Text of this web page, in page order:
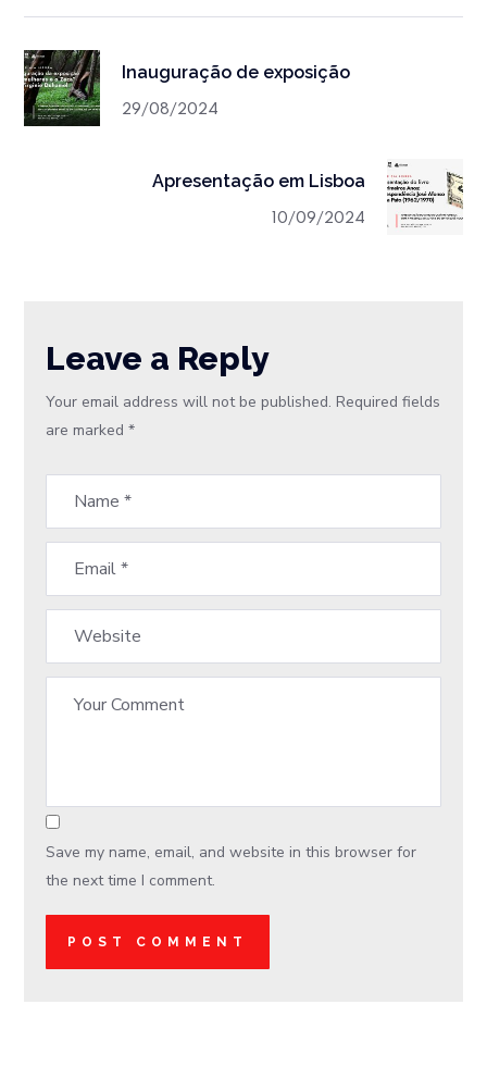
Inauguração de exposição
29/08/2024
Apresentação em Lisboa
10/09/2024
Leave a Reply
Your email address will not be published. Required fields
are marked*
Save my name, email, and website in this browser for
the next time I comment.